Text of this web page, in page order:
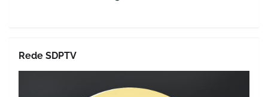
Rede SDPTV